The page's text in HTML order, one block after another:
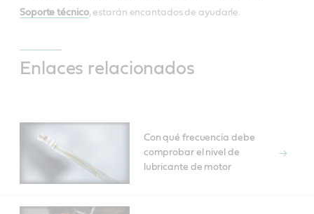
Soporte técnico, estarán encantados de ayudarle.
Enlaces relacionados
Con qué frecuencia debe
comprobar el nivel de
lubricante de motor